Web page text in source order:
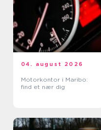
04. august 2026
Motorkontor i Maribo:
find et nær dig